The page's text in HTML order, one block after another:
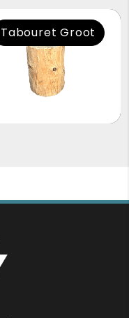
Tabouret Groot